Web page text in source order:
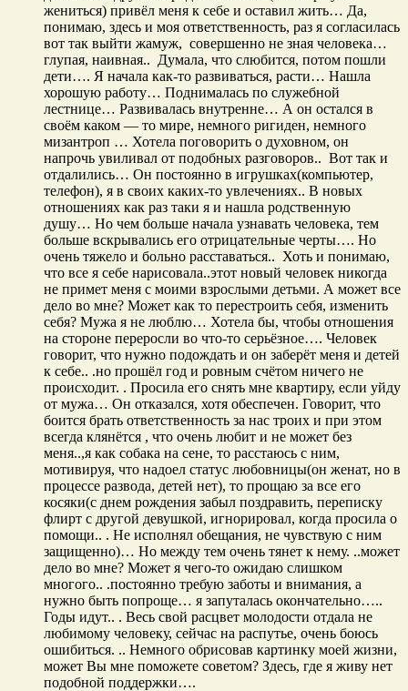
жениться) привёл меня к себе и оставил жить… Да,
понимаю, здесь и моя ответственность, раз я согласилась
вот так выйти жамуж, совершенно не зная человека…
глупая, наивная.. Думала, что слюбится, потом пошли
дети…. Я начала как-то развиваться, расти… Нашла
хорошую работу… Поднималась по служебной
лестнице… Развивалась внутренне… А он остался в
своём каком — то мире, немного ригиден, немного
мизантроп … Хотела поговорить о духовном, он
напрочь увиливал от подобных разговоров.. Вот так и
отдалились… Он постоянно в игрушках(компьютер,
телефон), я в своих каких-то увлечениях.. В новых
отношениях как раз таки я и нашла родственную
душу… Но чем больше начала узнавать человека, тем
больше вскрывались его отрицательные черты…. Но
очень тяжело и больно расставаться.. Хоть и понимаю,
что все я себе нарисовала..этот новый человек никогда
не примет меня с моими взрослыми детьми. А может все
дело во мне? Может как то перестроить себя, изменить
себя? Мужа я не люблю… Хотела бы, чтобы отношения
на стороне переросли во что-то серьёзное…. Человек
говорит, что нужно подождать и он заберёт меня и детей
к себе.. .но прошёл год и ровным счётом ничего не
происходит. . Просила его снять мне квартиру, если уйду
от мужа… Он отказался, хотя обеспечен. Говорит, что
боится брать ответственность за нас троих и при этом
всегда клянётся , что очень любит и не может без
меня..,я как собака на сене, то расстаюсь с ним,
мотивируя, что надоел статус любовницы(он женат, но в
процессе развода, детей нет), то прощаю за все его
косяки(с днем рождения забыл поздравить, переписку
флирт с другой девушкой, игнорировал, когда просила о
помощи.. . Не исполнял обещания, не чувствую с ним
защищенно)… Но между тем очень тянет к нему. ..может
дело во мне? Может я чего-то ожидаю слишком
многого.. .постоянно требую заботы и внимания, а
нужно быть попроще… я запуталась окончательно…..
Годы идут.. . Весь свой расцвет молодости отдала не
любимому человеку, сейчас на распутье, очень боюсь
ошибиться. .. Немного обрисовав картинку моей жизни,
может Вы мне поможете советом? Здесь, где я живу нет
подобной поддержки….